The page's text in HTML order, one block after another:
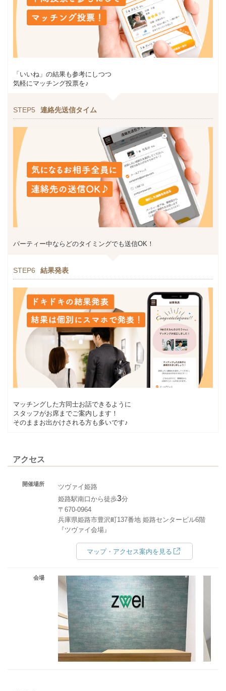
「いいね」の結果も参考にしつつ
気軽にマッチング投票を♪
STEP5 連絡先送信タイム
パーティー中ならどのタイミングでも送信OK！
STEP6 結果発表
マッチングした方同士お話できるように
スタッフがお席までご案内します！
そのままお出かけされる方も多いです♪
アクセス
開催場所
ツヴァイ姫路
姫路駅南口から徒歩3分
〒670-0964
兵庫県姫路市豊沢町137番地 姫路センタービル6階
『ツヴァイ会場』
マップ・アクセス案内を見る
会場